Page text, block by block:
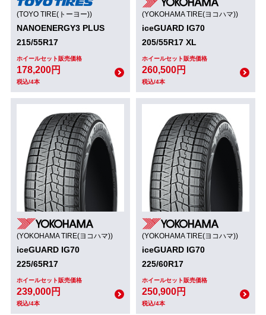
(TOYO TIRE(トーヨー))
NANOENERGY3 PLUS
215/55R17
ホイールセット販売価格
178,200円
税込/4本
(YOKOHAMA TIRE(ヨコハマ))
iceGUARD IG70
205/55R17 XL
ホイールセット販売価格
260,500円
税込/4本
(YOKOHAMA TIRE(ヨコハマ))
iceGUARD IG70
225/65R17
ホイールセット販売価格
239,000円
税込/4本
(YOKOHAMA TIRE(ヨコハマ))
iceGUARD IG70
225/60R17
ホイールセット販売価格
250,900円
税込/4本